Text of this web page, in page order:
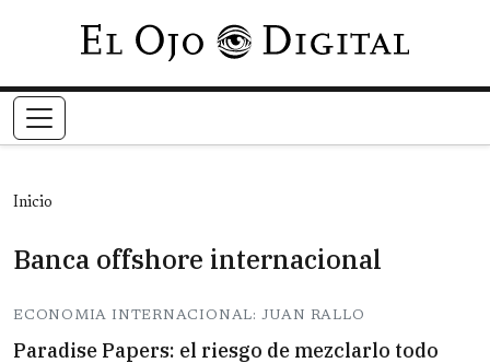
Pasar al contenido principal
Inicio
Banca offshore internacional
ECONOMIA INTERNACIONAL: JUAN RALLO
Paradise Papers: el riesgo de mezclarlo todo